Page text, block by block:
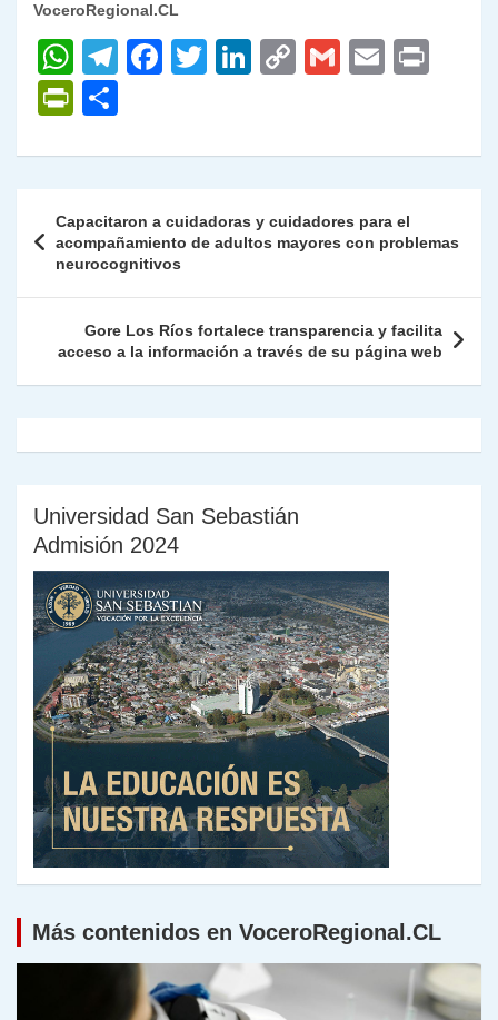
VoceroRegional.CL
W
h
at
s
p
p
T
gr
m
F
e
o
o
k
T
er
Li
e
n
C
y
n
G
l
E
l
P
nt
Fr
ie
n
dl
y
m
ar
tir
de
entradas
Capacitaron a cuidadoras y cuidadores para el
acompañamiento de adultos mayores con problemas
neurocognitivos
Gore Los Ríos fortalece transparencia y facilita
acceso a la información a través de su página web
Universidad San Sebastián
Admisión 2024
Más contenidos en VoceroRegional.CL